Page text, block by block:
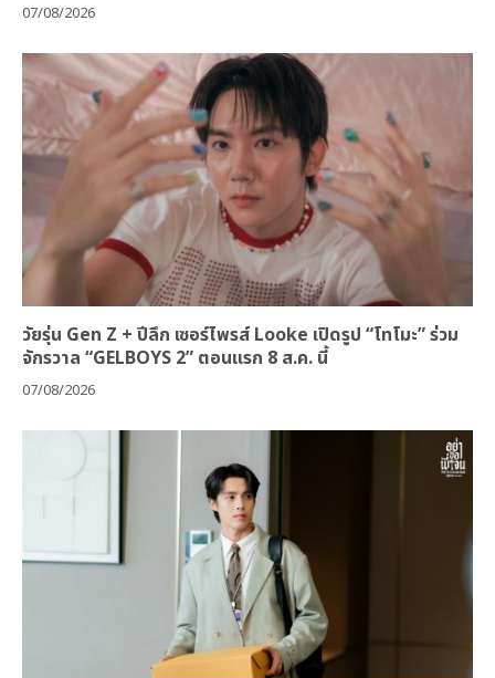
07/08/2026
วัยรุ่น Gen Z + ปีลึก เซอร์ไพรส์ Looke เปิดรูป “โทโมะ” ร่วม
จักรวาล “GELBOYS 2” ตอนแรก 8 ส.ค. นี้
07/08/2026